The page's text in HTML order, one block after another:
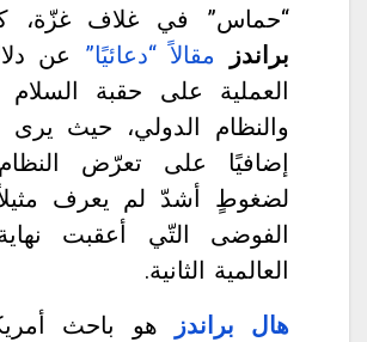
“حماس” في غلاف غزّة،
براندز
مقالاً “دعائيًا” عن
العملية على حقبة السلام
والنظام الدولي، حيث يرى
إضافيًا على تعرّض
لضغوطٍ أشدّ لم يعرف
الفوضى التّي أعقبت
العالمية الثانية.
هال براندز
هو باحث